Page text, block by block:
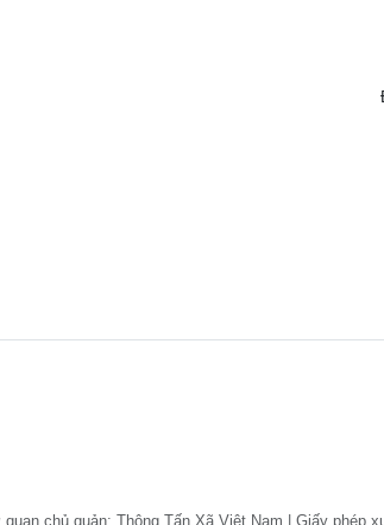
chủ quản: Thông Tấn Xã Việt Nam | Giấy phép